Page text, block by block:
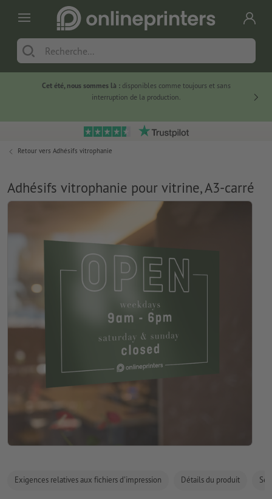
Cet été, nous sommes là :disponibles comme toujours et sans
interruption de la production.
Retour vers Adhésifs vitrophanie
Adhésifs vitrophanie pour vitrine, A3-carré
Exigences relatives aux fichiers d'impression Détails du produit